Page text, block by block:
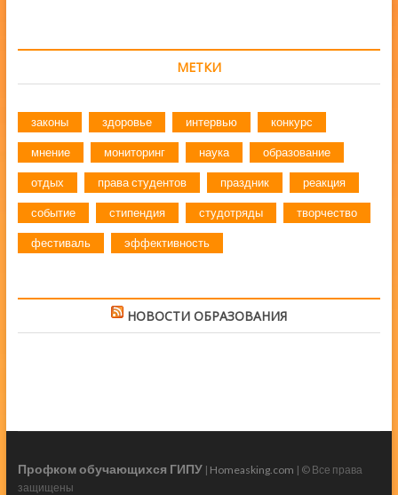
МЕТКИ
законы здоровье интервью конкурс
мнение мониторинг наука образование
отдых права студентов праздник реакция
событие стипендия студотряды творчество
фестиваль эффективность
НОВОСТИ ОБРАЗОВАНИЯ
Профком обучающихся ГИПУ| Homeasking.com | © Все права
защищены